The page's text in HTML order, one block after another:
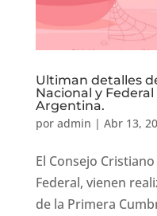
Ultiman detalles
Nacional y
Argentina.
por admin | Abr 13,
El Consejo
Federal, vienen
de la Primera